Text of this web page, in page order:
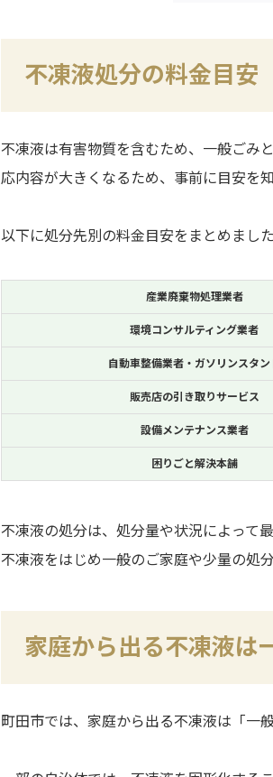
不凍液処分の料金目安
不凍液は有害物質を含むため、一般ごみ
応内容が大きくなるため、事前に目安を
以下に処分先別の料金目安をまとめまし
産業廃棄物処理業者
環境コンサルティング業者
自動車整備業者・ガソリンスタン
販売店の引き取りサービス
設備メンテナンス業者
困りごと解決本舗
不凍液の処分は、処分量や状況によって
不凍液をはじめ一般のご家庭や少量の処
家庭から出る不凍液は
町田市では、家庭から出る不凍液は「一